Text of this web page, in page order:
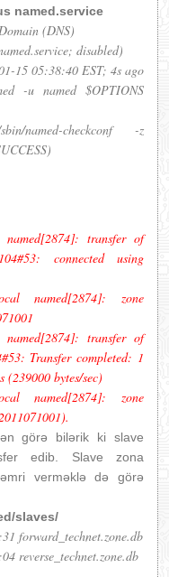
named.service
(DNS)
disabled)
15 05:38:40 EST; 4s ago
-u named $OPTIONS
named-checkconf -z
named[2874]: transfer of
connected using
named[2874]: zone
named[2874]: transfer of
Transfer completed: 1
(239000 bytes/sec)
named[2874]: zone
görə bilərik ki slave
edib. Slave zona
əmri verməklə də görə
slaves/
forward_technet.zone.db
reverse_technet.zone.db